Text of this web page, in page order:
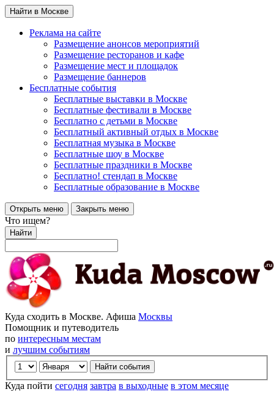
Найти в Москве
Реклама на сайте
Размещение анонсов мероприятий
Размещение ресторанов и кафе
Размещение мест и площадок
Размещение баннеров
Бесплатные события
Бесплатные выставки в Москве
Бесплатные фестивали в Москве
Бесплатно с детьми в Москве
Бесплатный активный отдых в Москве
Бесплатная музыка в Москве
Бесплатные шоу в Москве
Бесплатные праздники в Москве
Бесплатно! стендап в Москве
Бесплатные образование в Москве
Открыть меню Закрыть меню
Что ищем?
Найти
Куда сходить в Москве. Афиша Москвы
Помощник и путеводитель
по интересным местам
и лучшим событиям
Куда пойти сегодня завтра в выходные в этом месяце